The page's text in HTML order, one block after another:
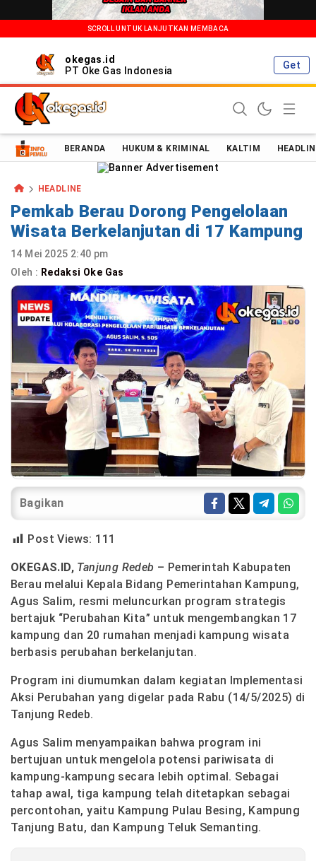
SCROLL UNTUK LANJUTKAN MEMBACA
okegas.id
PT Oke Gas Indonesia
Get
Oke Gas Indonesia | Energi Positif Informasi Terkini!
BERANDA HUKUM & KRIMINAL KALTIM
HEADLINE
Pemkab Berau Dorong Pengelolaan
Wisata Berkelanjutan di 17 Kampung
14 Mei 2025 2:40 pm
Oleh : Redaksi Oke Gas
Bagikan
Post Views: 111
OKEGAS.ID, Tanjung Redeb – Pemerintah Kabupaten
Berau melalui Kepala Bidang Pemerintahan Kampung,
Agus Salim, resmi meluncurkan program strategis
bertajuk “Perubahan Kita” untuk mengembangkan 17
kampung dan 20 rumahan menjadi kampung wisata
berbasis perubahan berkelanjutan.
Program ini diumumkan dalam kegiatan Implementasi
Aksi Perubahan yang digelar pada Rabu (14/5/2025) di
Tanjung Redeb.
Agus Salim menyampaikan bahwa program ini
bertujuan untuk mengelola potensi pariwisata di
kampung-kampung secara lebih optimal. Sebagai
tahap awal, tiga kampung telah ditetapkan sebagai
percontohan, yaitu Kampung Pulau Besing, Kampung
Tanjung Batu, dan Kampung Teluk Semanting.